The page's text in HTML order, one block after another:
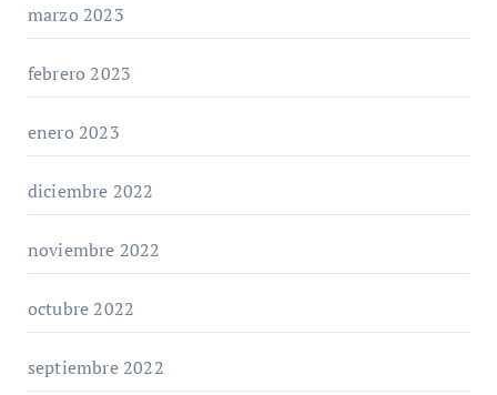
marzo 2023
febrero 2023
enero 2023
diciembre 2022
noviembre 2022
octubre 2022
septiembre 2022